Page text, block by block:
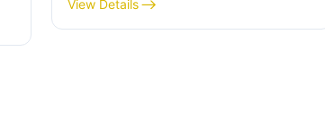
εσωτερικό φωτισμό σε
View Details